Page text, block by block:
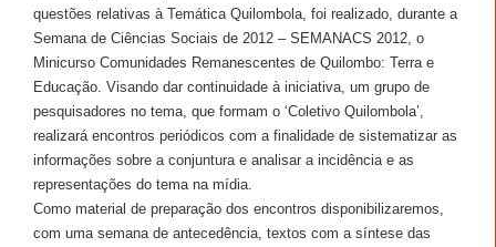
questões relativas à Temática Quilombola, foi realizado, durante a
Semana de Ciências Sociais de 2012 – SEMANACS 2012, o
Minicurso Comunidades Remanescentes de Quilombo: Terra e
Educação. Visando dar continuidade à iniciativa, um grupo de
pesquisadores no tema, que formam o ‘Coletivo Quilombola’,
realizará encontros periódicos com a finalidade de sistematizar as
informações sobre a conjuntura e analisar a incidência e as
representações do tema na mídia.
Como material de preparação dos encontros disponibilizaremos,
com uma semana de antecedência, textos com a síntese das